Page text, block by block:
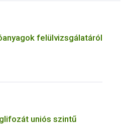
felülvizsgálatáról
uniós szintű